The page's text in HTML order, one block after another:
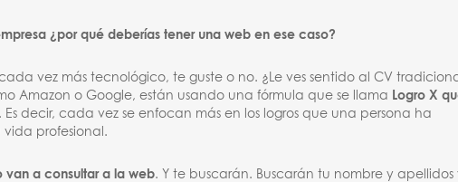
¿por qué deberías tener una web en ese caso?
vez más tecnológico, te guste o no. ¿Le ves sentido al CV
Amazon o Google, están usando una fórmula que se llama Logro X
. Es decir, cada vez se enfocan más en los logros que una persona ha
profesional.
van a consultar a la web. Y te buscarán. Buscarán tu nombre y apellidos